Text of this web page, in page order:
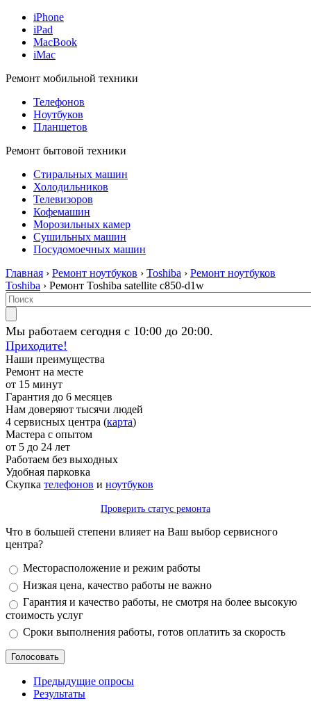
iPhone
iPad
MacBook
iMac
Ремонт мобильной техники
Телефонов
Ноутбуков
Планшетов
Ремонт бытовой техники
Стиральных машин
Холодильников
Телевизоров
Кофемашин
Морозильных камер
Сушильных машин
Посудомоечных машин
Главная › Ремонт ноутбуков › Toshiba › Ремонт ноутбуков
Toshiba › Ремонт Toshiba satellite c850-d1w
Мы работаем сегодня с 10:00 до 20:00.
Приходите!
Наши преимущества
Ремонт на месте
от 15 минут
Гарантия до 6 месяцев
Нам доверяют тысячи людей
4 сервисных центра (карта)
Мастера с опытом
от 5 до 24 лет
Работаем без выходных
Удобная парковка
Скупка телефонов и ноутбуков
Проверить статус ремонта
Что в большей степени влияет на Ваш выбор сервисного
центра?
Варианты
Месторасположение и режим работы
Низкая цена, качество работы не важно
Гарантия и качество работы, не смотря на более высокую
стоимость услуг
Сроки выполнения работы, готов оплатить за скорость
Предыдущие опросы
Результаты